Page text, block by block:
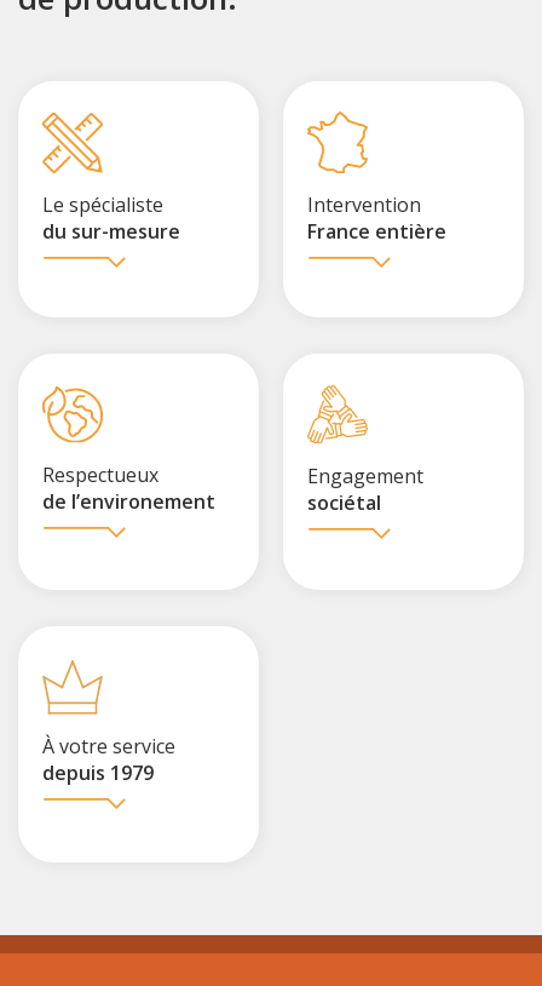
Le spécialiste
du sur-mesure
Intervention
France entière
Respectueux
de l’environement
Engagement
sociétal
À votre service
depuis 1979